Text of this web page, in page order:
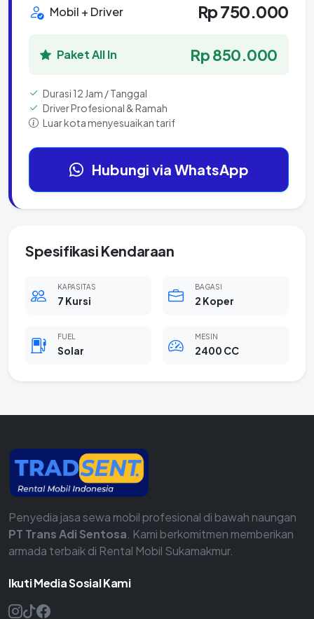
Mobil + Driver Rp 750.000
Paket All In Rp 850.000
Durasi 12 Jam / Tanggal
Driver Profesional & Ramah
Luar kota menyesuaikan tarif
Hubungi via WhatsApp
Spesifikasi Kendaraan
KAPASITAS
7 Kursi
BAGASI
2 Koper
FUEL
Solar
MESIN
2400 CC
Penyedia jasa sewa mobil profesional di bawah naungan
PT Trans Adi Sentosa . Kami berkomitmen memberikan
armada terbaik di Rental Mobil Sukamakmur.
Ikuti Media Sosial Kami